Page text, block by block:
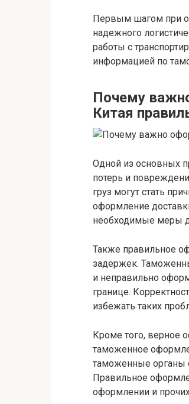
Первым шагом при
надежного
работы с
информацией по
Почему
Китая
Одной из основных
потерь и
груз могут стать
оформление
необходимые меры
Также правильное
задержек.
и неправильно
границе.
избежать таких
Кроме того, верное
таможенное
таможенные органы
Правильное
оформлении и